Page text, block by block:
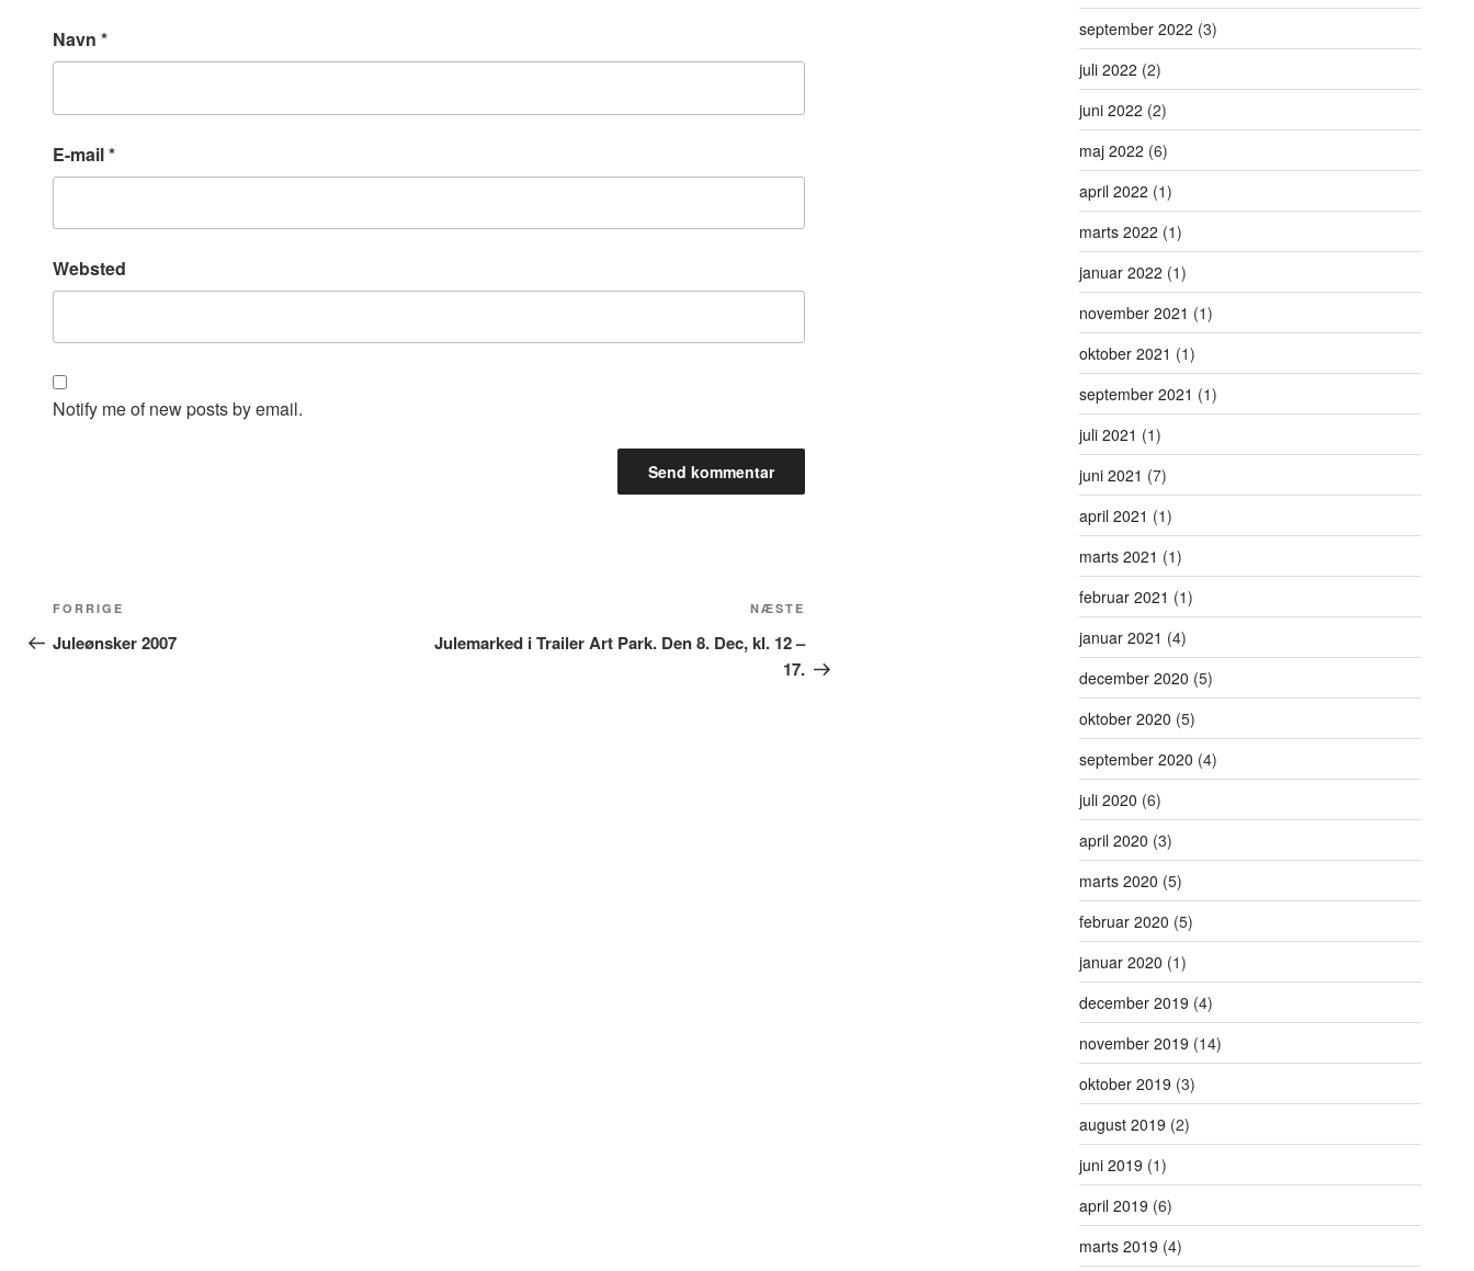
Navn *
E-mail*
Websted
Notify me of new posts by email.
Indlægsnavigation
Forrige
indlæg
FORRIGE
Juleønsker 2007
indlæg
NÆSTE
Julemarked i Trailer Art Park. Den 8. Dec, kl. 12 –
17.
september 2022 (3)
juli 2022 (2)
juni 2022 (2)
maj 2022 (6)
april 2022 (1)
marts 2022 (1)
januar 2022 (1)
november 2021 (1)
oktober 2021 (1)
september 2021 (1)
juli 2021 (1)
juni 2021 (7)
april 2021 (1)
marts 2021 (1)
februar 2021 (1)
januar 2021 (4)
december 2020 (5)
oktober 2020 (5)
september 2020 (4)
juli 2020 (6)
april 2020 (3)
marts 2020 (5)
februar 2020 (5)
januar 2020 (1)
december 2019 (4)
november 2019 (14)
oktober 2019 (3)
august 2019 (2)
juni 2019 (1)
april 2019 (6)
marts 2019 (4)